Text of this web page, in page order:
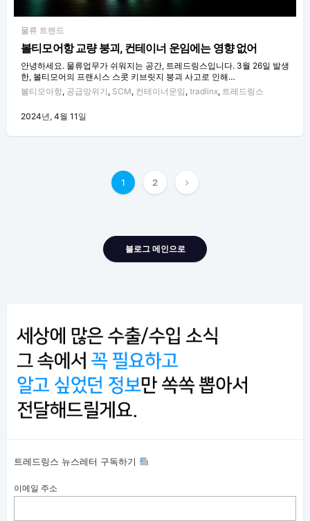
물류 트렌드
볼티모어항 교량 붕괴, 컨테이너 운임에는 영향 없어
안녕하세요. 물류업무가 쉬워지는 공간, 트레드링스입니다. 3월 26일 발생
한, 볼티모어의 프랜시스 스콧 키브릿지 붕괴 사고로 인해…
볼티모아항, 공급망위기 , SCM, 컨테이너운임 , tradlinx, 트레드링스
2024년, 4월 11일
글
비
게
1 2
블로그 메인으로
트레드링스 뉴스레터 구독하기
이메일 주소